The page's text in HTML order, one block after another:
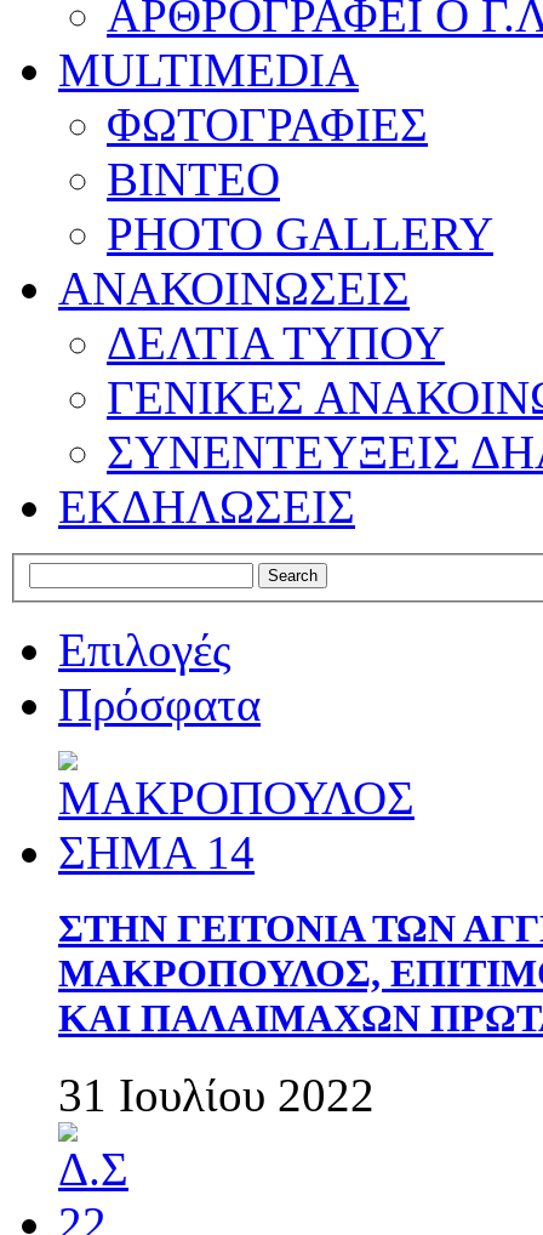
ΑΡΘΡΟΓΡΑΦΕΙ Ο
MULTIMEDIA
ΦΩΤΟΓΡΑΦΙΕΣ
ΒΙΝΤΕΟ
PHOTO GALLERY
ΑΝΑΚΟΙΝΩΣΕΙΣ
ΔΕΛΤΙΑ ΤΥΠΟΥ
ΓΕΝΙΚΕΣ
ΣΥΝΕΝΤΕΥΞΕΙΣ
ΕΚΔΗΛΩΣΕΙΣ
Επιλογές
Πρόσφατα
ΣΤΗΝ ΓΕΙΤΟΝΙΑ ΤΩΝ
ΜΑΚΡΟΠΟΥΛΟΣ,
ΚΑΙ ΠΑΛΑΙΜΑΧΩΝ
31 Ιουλίου 2022